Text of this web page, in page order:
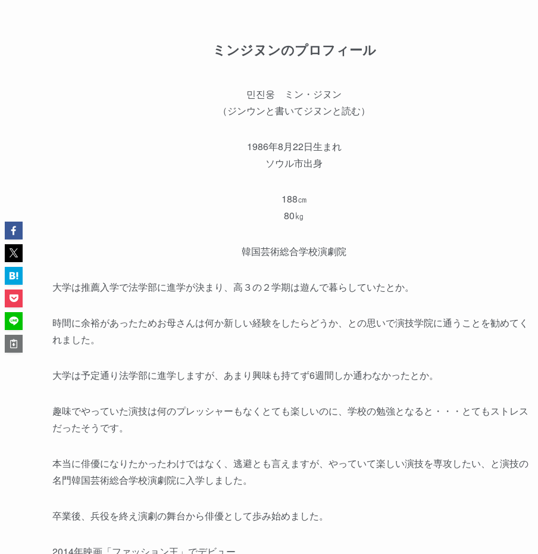
ミンジヌンのプロフィール
민진웅 ミン・ジヌン
（ジンウンと書いてジヌンと読む）
1986年8月22日生まれ
ソウル市出身
188㎝
80㎏
韓国芸術総合学校演劇院
大学は推薦入学で法学部に進学が決まり、高３の２学期は遊んで暮らしていたとか。
時間に余裕があったためお母さんは何か新しい経験をしたらどうか、との思いで演技学院に通うことを勧めてく
れました。
大学は予定通り法学部に進学しますが、あまり興味も持てず6週間しか通わなかったとか。
趣味でやっていた演技は何のプレッシャーもなくとても楽しいのに、学校の勉強となると・・・とてもストレス
だったそうです。
本当に俳優になりたかったわけではなく、逃避とも言えますが、やっていて楽しい演技を専攻したい、と演技の
名門韓国芸術総合学校演劇院に入学しました。
卒業後、兵役を終え演劇の舞台から俳優として歩み始めました。
2014年映画「ファッション王」でデビュー。